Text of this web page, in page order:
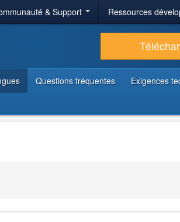
& Support Ressources
Questions fréquentes Exigences